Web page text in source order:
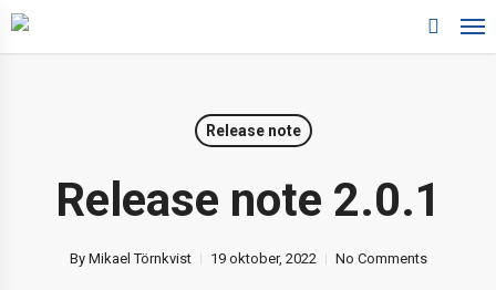
Skip
to
main
search
Release note
Release note 2.0.1
By Mikael Törnkvist 19 oktober, 2022 No Comments
wp-